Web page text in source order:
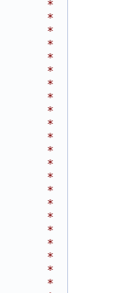
*
*
*
*
*
*
*
*
*
*
*
*
*
*
*
*
*
*
*
*
*
*